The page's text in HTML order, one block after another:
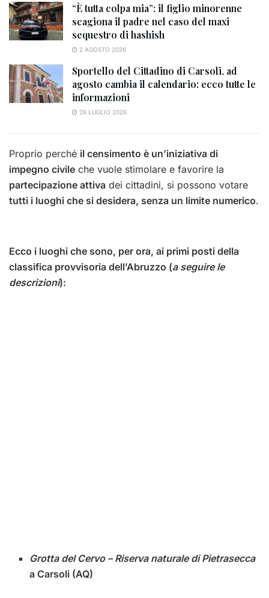
“È tutta colpa mia”: il figlio minorenne
scagiona il padre nel caso del maxi
sequestro di hashish
2 AGOSTO 2026
Sportello del Cittadino di Carsoli, ad
agosto cambia il calendario: ecco tutte le
informazioni
28 LUGLIO 2026
Proprio perché il censimento è un’iniziativa di
impegno civile che vuole stimolare e favorire la
partecipazione attiva dei cittadini, si possono votare
tutti i luoghi che si desidera, senza un limite numerico.
Ecco i luoghi che sono, per ora, ai primi posti della
classifica provvisoria dell’Abruzzo (a seguire le
descrizioni):
Grotta del Cervo – Riserva naturale di Pietrasecca
a Carsoli (AQ)